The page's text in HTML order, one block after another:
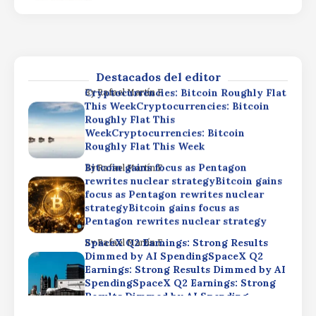
Destacados del editor
Results Dimmed by AI Spending
ByRafael Martín F.
Cryptocurrencies: Bitcoin Roughly Flat
This WeekCryptocurrencies: Bitcoin
Roughly Flat This
WeekCryptocurrencies: Bitcoin
Roughly Flat This Week
ByRafael Martín F.
Bitcoin gains focus as Pentagon
rewrites nuclear strategyBitcoin gains
focus as Pentagon rewrites nuclear
strategyBitcoin gains focus as
Pentagon rewrites nuclear strategy
ByRafael Martín F.
SpaceX Q2 Earnings: Strong Results
Dimmed by AI SpendingSpaceX Q2
Earnings: Strong Results Dimmed by AI
SpendingSpaceX Q2 Earnings: Strong
Results Dimmed by AI Spending